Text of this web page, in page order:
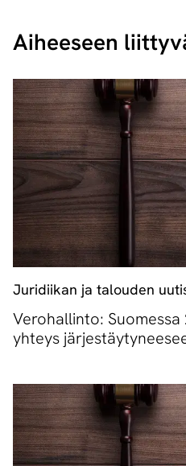
Aiheeseen
Juridiikan ja talouden
Verohallinto:
yhteys